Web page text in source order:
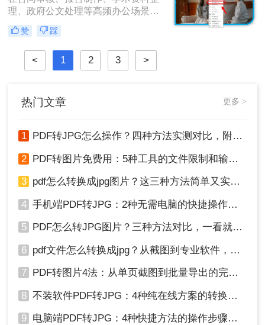
理、政府公文处理等高频办公场景
中，将PDF精准转换为图片格式（如
JPG/PNG）是效率刚需，却也是“翻
车”重灾区：文字模糊、图片变形、
分辨率丢失、敏感信息泄露……更严
峻的是，2026年国家网信办通报多起
泄露事件！
赞 踩
< 1 2 3 >
热门文章 更多 >
1 PDF转JPG怎么操作？四种方法实测对比，附各场景最优选！
2 PDF转图片免费用：5种工具的文件限制和输出质量对比！
3 pdf怎么转换成jpg图片？这三种方法简单又实用！
4 手机端PDF转JPG：2种无需电脑的快捷操作流程！
5 PDF怎么转JPG图片？三种方法对比，一看就懂！
6 pdf文件怎么转换成jpg？从截图到专业软件，一篇讲清楚！
7 PDF转图片4法：从单页截图到批量导出的完整操作路径！
8 不装软件PDF转JPG：4种纯在线方案的转换效果和速度对比！
9 电脑端PDF转JPG：4种快捷方法的操作步骤和常见格式问题！